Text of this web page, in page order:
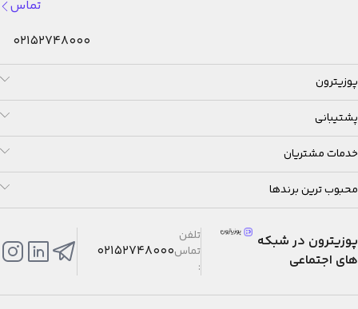
تماس
02152748000
پوزیترون
پشتیبانی
خدمات مشتریان
محبوب ترین برندها
پوزیترون در شبکه
های اجتماعی
تلفن
تماس
:
02152748000